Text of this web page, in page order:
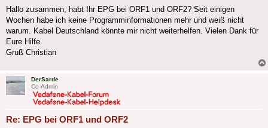
Hallo zusammen, habt Ihr EPG bei ORF1 und ORF2? Seit einigen
Wochen habe ich keine Programminformationen mehr und weiß nicht
warum. Kabel Deutschland könnte mir nicht weiterhelfen. Vielen Dank für
Eure Hilfe.
Gruß Christian
DerSarde
Co-Admin
Re: EPG bei ORF1 und ORF2